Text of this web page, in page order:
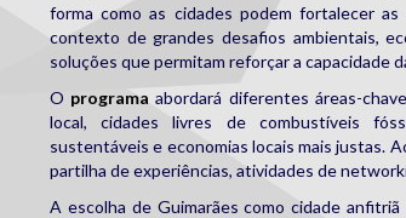
forma como as cidades podem fortalecer
contexto de grandes desafios ambientais,
soluções que permitam reforçar a capacidade
O programa abordará diferentes áreas-
local, cidades livres de combustíveis
sustentáveis e economias locais mais justas.
partilha de experiências, atividades de
A escolha de Guimarães como cidade